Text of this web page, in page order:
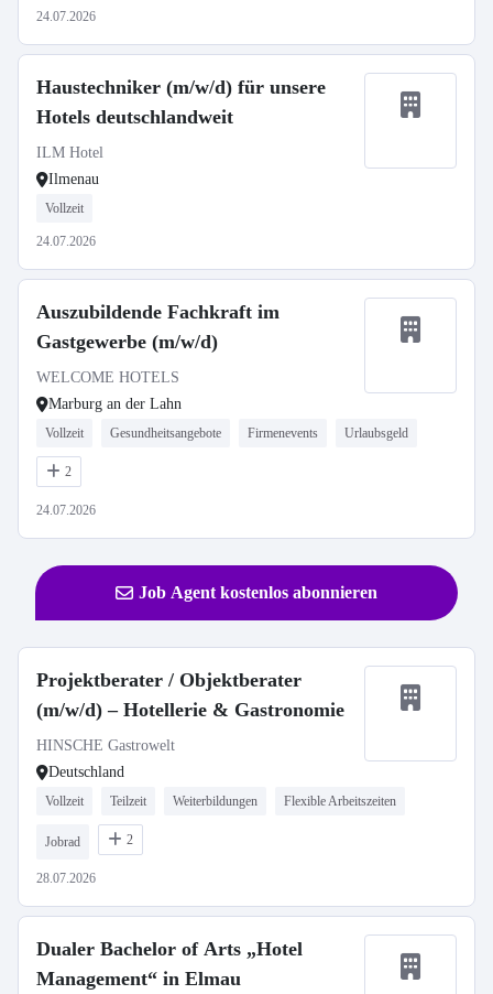
24.07.2026
Haustechniker (m/w/d) für unsere
Hotels deutschlandweit
ILM Hotel
Ilmenau
Vollzeit
24.07.2026
Auszubildende Fachkraft im
Gastgewerbe (m/w/d)
WELCOME HOTELS
Marburg an der Lahn
Vollzeit Gesundheitsangebote Firmenevents Urlaubsgeld
2
24.07.2026
Job Agent kostenlos abonnieren
Projektberater / Objektberater
(m/w/d) – Hotellerie & Gastronomie
HINSCHE Gastrowelt
Deutschland
Vollzeit Teilzeit Weiterbildungen Flexible Arbeitszeiten
Jobrad 2
28.07.2026
Dualer Bachelor of Arts „Hotel
Management“ in Elmau